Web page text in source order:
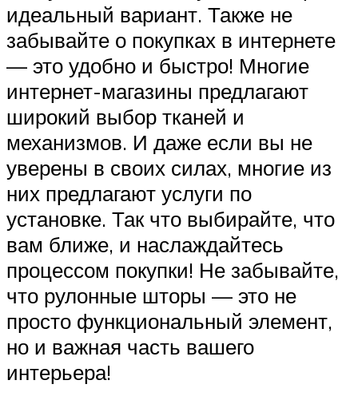
идеальный вариант. Также не
забывайте о покупках в интернете
— это удобно и быстро! Многие
интернет-магазины предлагают
широкий выбор тканей и
механизмов. И даже если вы не
уверены в своих силах, многие из
них предлагают услуги по
установке. Так что выбирайте, что
вам ближе, и наслаждайтесь
процессом покупки! Не забывайте,
что рулонные шторы — это не
просто функциональный элемент,
но и важная часть вашего
интерьера!